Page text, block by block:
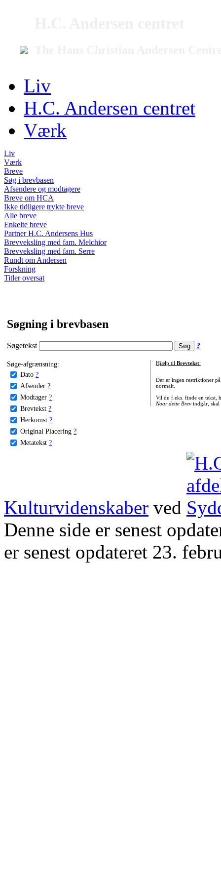
Liv
H.C. Andersen centret
Værk
Liv
Værk
Breve
Søg i brevbasen
Afsendere og modtagere
Breve om HCA
Ikke tidligere trykte breve
Alle breve
Enkelte breve
Partner H.C. Andersens Hus
Brevveksling med fam. Melchior
Brevveksling med fam. Serre
Rundt om Andersen
Forskning
Titler oversat
Søgning i brevbasen
Søgetekst ?
Søge-afgrænsning:
Dato ?
Afsender ?
Modtager ?
Brevtekst ?
Herkomst ?
Original Placering ?
Metatekst ?
Hjælp til Brevtekst:
Der er ingen restriktioner
normalt.
Vil du f.eks. finde en tekst,
Naar dette Brevindgår, skal
Kulturvidenskaber ved
Denne side er senest
er senest opdateret 23.